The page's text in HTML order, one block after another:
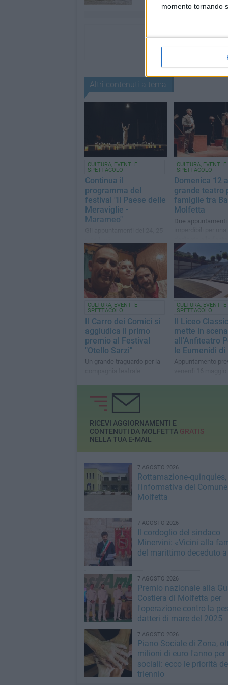
momento tornando
Altri contenuti a tema
CULTURA, EVENTI E
SPETTACOLO
Continua il
programma del
festival "Il Paese delle
Meraviglie -
Marameo"
CULTURA, EVENTI E
SPETTACOLO
Domenica 12
grande teatro
famiglie tra
Molfetta
Due appuntamenti
CULTURA, EVENTI E
SPETTACOLO
Il Carro dei Comici si
aggiudica il primo
premio al Festival
"Otello Sarzi"
Un grande traguardo per la
CULTURA, EVENTI E
SPETTACOLO
Il Liceo
mette in scena
all'Anfiteatro
le Eumenidi di
Appuntamento
RICEVI AGGIORNAMENTI E
CONTENUTI DA MOLFETTA GRATIS
NELLA TUA E-MAIL
7 AGOSTO 2026
Rottamazione-quinquies,
l'informativa del
Molfetta
7 AGOSTO 2026
Il cordoglio del sindaco
Minervini: «Vicini alla
del marittimo deceduto a
7 AGOSTO 2026
Premio nazionale alla
Costiera di Molfetta per
l'operazione contro la
datteri di mare del 2025
7 AGOSTO 2026
Piano Sociale di Zona,
milioni di euro l'anno per
sociali: ecco le priorità
triennio